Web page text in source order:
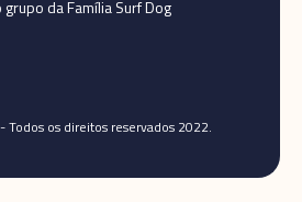
da Família Surf Dog
Todos os direitos reservados 2022.